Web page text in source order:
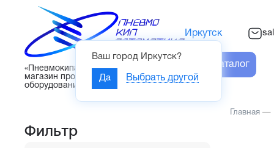
«Пневмокипавтоматика» – интернет-
магазин промышленного
оборудования
Иркутск
Ваш город Иркутск?
Да Выбрать другой
Каталог
Фильтр
Главная —